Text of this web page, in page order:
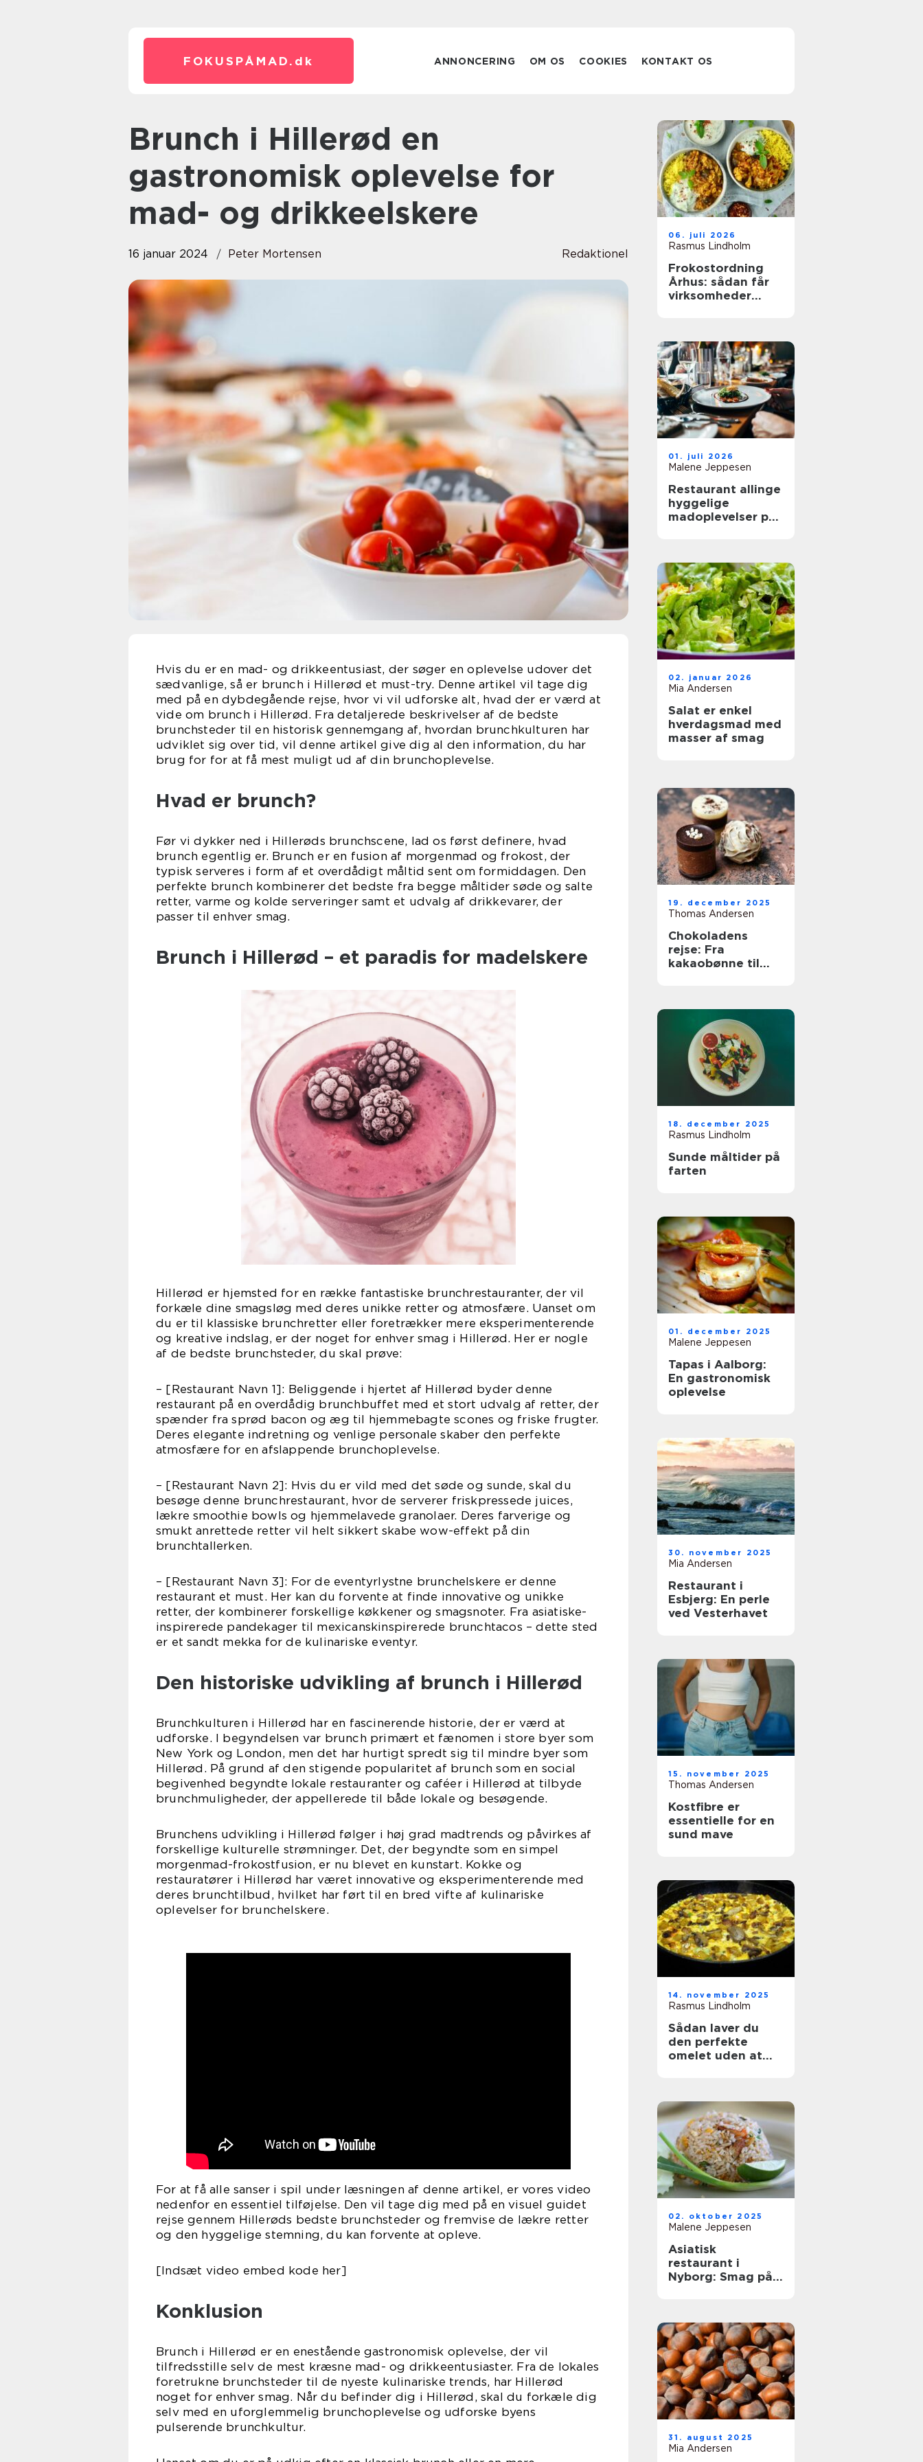
FOKUSPÅMAD. dk ANNONCERING OM OS COOKIES KONTAKT OS
Brunch i Hillerød en
gastronomisk oplevelse for
mad- og drikkeelskere
16 januar 2024 Peter Mortensen Redaktionel
Hvis du er en mad- og drikkeentusiast, der søger en oplevelse udover det
sædvanlige, så er brunch i Hillerød et must-try. Denne artikel vil tage dig
med på en dybdegående rejse, hvor vi vil udforske alt, hvad der er værd at
vide om brunch i Hillerød. Fra detaljerede beskrivelser af de bedste
brunchsteder til en historisk gennemgang af, hvordan brunchkulturen har
udviklet sig over tid, vil denne artikel give dig al den information, du har
brug for for at få mest muligt ud af din brunchoplevelse.
Hvad er brunch?
Før vi dykker ned i Hillerøds brunchscene, lad os først definere, hvad
brunch egentlig er. Brunch er en fusion af morgenmad og frokost, der
typisk serveres i form af et overdådigt måltid sent om formiddagen. Den
perfekte brunch kombinerer det bedste fra begge måltider søde og salte
retter, varme og kolde serveringer samt et udvalg af drikkevarer, der
passer til enhver smag.
Brunch i Hillerød – et paradis for madelskere
Hillerød er hjemsted for en række fantastiske brunchrestauranter, der vil
forkæle dine smagsløg med deres unikke retter og atmosfære. Uanset om
du er til klassiske brunchretter eller foretrækker mere eksperimenterende
og kreative indslag, er der noget for enhver smag i Hillerød. Her er nogle
af de bedste brunchsteder, du skal prøve:
– [Restaurant Navn 1]: Beliggende i hjertet af Hillerød byder denne
restaurant på en overdådig brunchbuffet med et stort udvalg af retter, der
spænder fra sprød bacon og æg til hjemmebagte scones og friske frugter.
Deres elegante indretning og venlige personale skaber den perfekte
atmosfære for en afslappende brunchoplevelse.
– [Restaurant Navn 2]: Hvis du er vild med det søde og sunde, skal du
besøge denne brunchrestaurant, hvor de serverer friskpressede juices,
lækre smoothie bowls og hjemmelavede granolaer. Deres farverige og
smukt anrettede retter vil helt sikkert skabe wow-effekt på din
brunchtallerken.
– [Restaurant Navn 3]: For de eventyrlystne brunchelskere er denne
restaurant et must. Her kan du forvente at finde innovative og unikke
retter, der kombinerer forskellige køkkener og smagsnoter. Fra asiatiske-
inspirerede pandekager til mexicanskinspirerede brunchtacos – dette sted
er et sandt mekka for de kulinariske eventyr.
Den historiske udvikling af brunch i Hillerød
Brunchkulturen i Hillerød har en fascinerende historie, der er værd at
udforske. I begyndelsen var brunch primært et fænomen i store byer som
New York og London, men det har hurtigt spredt sig til mindre byer som
Hillerød. På grund af den stigende popularitet af brunch som en social
begivenhed begyndte lokale restauranter og caféer i Hillerød at tilbyde
brunchmuligheder, der appellerede til både lokale og besøgende.
Brunchens udvikling i Hillerød følger i høj grad madtrends og påvirkes af
forskellige kulturelle strømninger. Det, der begyndte som en simpel
morgenmad-frokostfusion, er nu blevet en kunstart. Kokke og
restauratører i Hillerød har været innovative og eksperimenterende med
deres brunchtilbud, hvilket har ført til en bred vifte af kulinariske
oplevelser for brunchelskere.
For at få alle sanser i spil under læsningen af denne artikel, er vores video
nedenfor en essentiel tilføjelse. Den vil tage dig med på en visuel guidet
rejse gennem Hillerøds bedste brunchsteder og fremvise de lækre retter
og den hyggelige stemning, du kan forvente at opleve.
[Indsæt video embed kode her]
Konklusion
Brunch i Hillerød er en enestående gastronomisk oplevelse, der vil
tilfredsstille selv de mest kræsne mad- og drikkeentusiaster. Fra de lokales
foretrukne brunchsteder til de nyeste kulinariske trends, har Hillerød
noget for enhver smag. Når du befinder dig i Hillerød, skal du forkæle dig
selv med en uforglemmelig brunchoplevelse og udforske byens
pulserende brunchkultur.
06. juli 2026
Rasmus Lindholm
Frokostordning
Århus: sådan får
virksomheder
01. juli 2026
Malene Jeppesen
Restaurant allinge
hyggelige
madoplevelser på
02. januar 2026
Mia Andersen
Salat er enkel
hverdagsmad med
masser af smag
19. december 2025
Thomas Andersen
Chokoladens
rejse: Fra
kakaobønne til
18. december 2025
Rasmus Lindholm
Sunde måltider på
farten
01. december 2025
Malene Jeppesen
Tapas i Aalborg:
En gastronomisk
oplevelse
30. november 2025
Mia Andersen
Restaurant i
Esbjerg: En perle
ved Vesterhavet
15. november 2025
Thomas Andersen
Kostfibre er
essentielle for en
sund mave
14. november 2025
Rasmus Lindholm
Sådan laver du
den perfekte
omelet uden at
02. oktober 2025
Malene Jeppesen
Asiatisk
restaurant i
Nyborg: Smag på
31. august 2025
Mia Andersen